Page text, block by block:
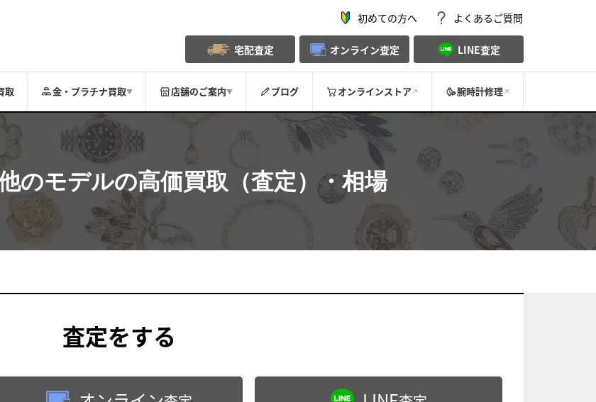
初めての方へ よくあるご質問
宅配査定 オンライン査定 LINE査定
取 金・プラチナ買取▼ 店舗のご案内▼ ブログ オンラインストア 腕時計修理
のモデルの高価買取（査定）・相場
査定をする